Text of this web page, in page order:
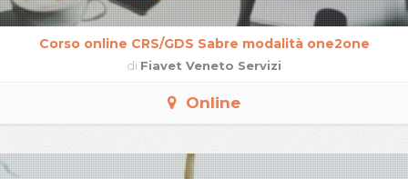
Corso online CRS/GDS Sabre modalità one2one
di Fiavet Veneto Servizi
Online